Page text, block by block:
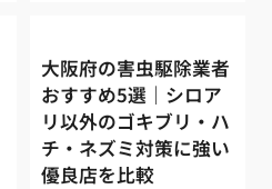
大阪府の害虫駆除業者
おすすめ5選｜シロア
リ以外のゴキブリ・ハ
チ・ネズミ対策に強い
優良店を比較